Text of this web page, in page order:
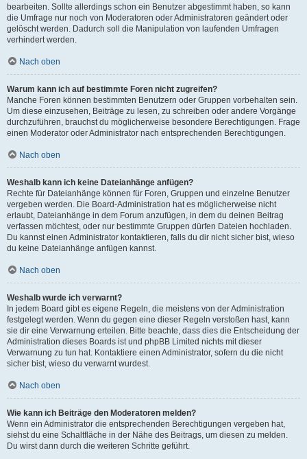
bearbeiten. Sollte allerdings schon ein Benutzer abgestimmt haben, so kann
die Umfrage nur noch von Moderatoren oder Administratoren geändert oder
gelöscht werden. Dadurch soll die Manipulation von laufenden Umfragen
verhindert werden.
Nach oben
Warum kann ich auf bestimmte Foren nicht zugreifen?
Manche Foren können bestimmten Benutzern oder Gruppen vorbehalten sein.
Um diese einzusehen, Beiträge zu lesen, zu schreiben oder andere Vorgänge
durchzuführen, brauchst du möglicherweise besondere Berechtigungen. Frage
einen Moderator oder Administrator nach entsprechenden Berechtigungen.
Nach oben
Weshalb kann ich keine Dateianhänge anfügen?
Rechte für Dateianhänge können für Foren, Gruppen und einzelne Benutzer
vergeben werden. Die Board-Administration hat es möglicherweise nicht
erlaubt, Dateianhänge in dem Forum anzufügen, in dem du deinen Beitrag
verfassen möchtest, oder nur bestimmte Gruppen dürfen Dateien hochladen.
Du kannst einen Administrator kontaktieren, falls du dir nicht sicher bist, wieso
du keine Dateianhänge anfügen kannst.
Nach oben
Weshalb wurde ich verwarnt?
In jedem Board gibt es eigene Regeln, die meistens von der Administration
festgelegt werden. Wenn du gegen eine dieser Regeln verstoßen hast, kann
sie dir eine Verwarnung erteilen. Bitte beachte, dass dies die Entscheidung der
Administration dieses Boards ist und phpBB Limited nichts mit dieser
Verwarnung zu tun hat. Kontaktiere einen Administrator, sofern du die nicht
sicher bist, wieso du verwarnt wurdest.
Nach oben
Wie kann ich Beiträge den Moderatoren melden?
Wenn ein Administrator die entsprechenden Berechtigungen vergeben hat,
siehst du eine Schaltfläche in der Nähe des Beitrags, um diesen zu melden.
Du wirst dann durch die weiteren Schritte geführt.